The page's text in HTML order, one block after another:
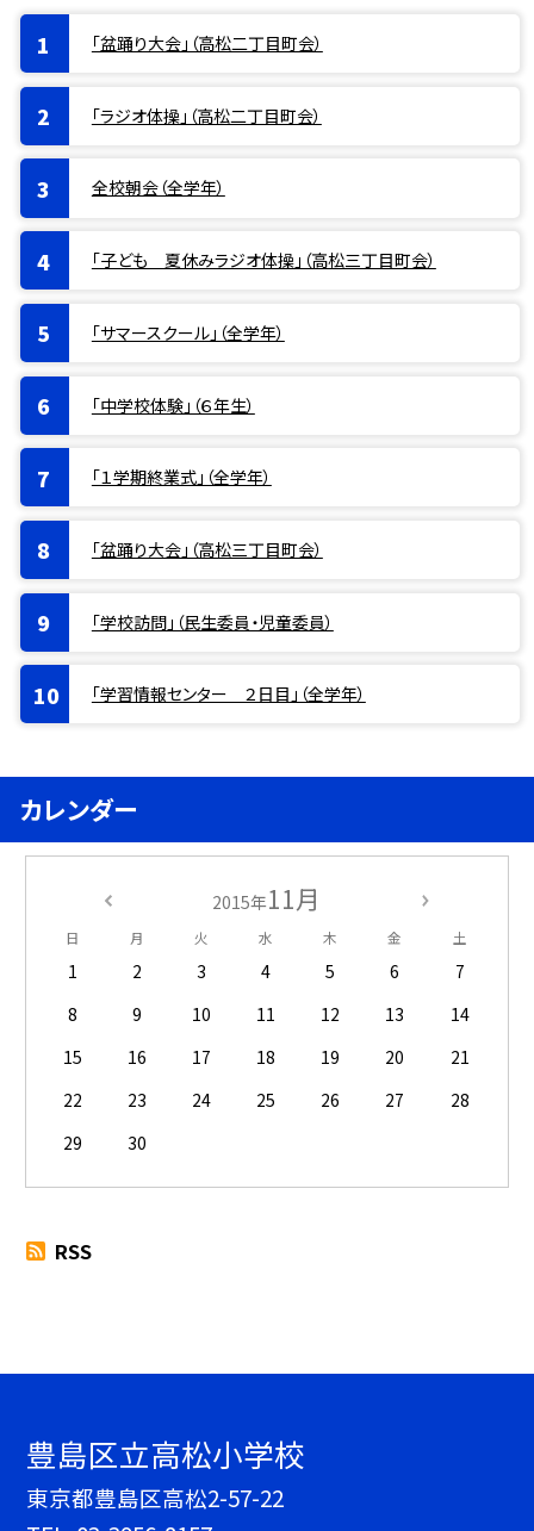
「盆踊り大会」（高松二丁目町会）
「ラジオ体操」（高松二丁目町会）
全校朝会（全学年）
「子ども 夏休みラジオ体操」（高松三丁目町会）
「サマースクール」（全学年）
「中学校体験」（６年生）
「１学期終業式」（全学年）
「盆踊り大会」（高松三丁目町会）
「学校訪問」（民生委員・児童委員）
「学習情報センター ２日目」（全学年）
カレンダー
2015年11月
日 月 火 水 木 金 土
1 2 3 4 5 6
7
8
9 10 11 12 13
14
15
16 17 18 19 20
21
22
23 24 25 26 27
28
29
30
RSS
豊島区立高松小学校
東京都豊島区高松2-57-22